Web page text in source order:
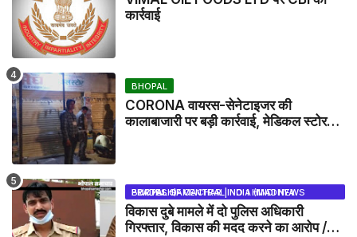
कार्रवाई
BHOPAL
CORONA वायरस-सेनेटाइजर की
कालाबाजारी पर बड़ी कार्रवाई, मेडिकल स्टोर
BHOPAL SAMACHAR | NO 1 HINDI NEWS PORTAL OF CENTRAL INDIA (MADHYA PRADESH)
विकास दुबे मामले में दो पुलिस अधिकारी
गिरफ्तार, विकास की मदद करने का आरोप /